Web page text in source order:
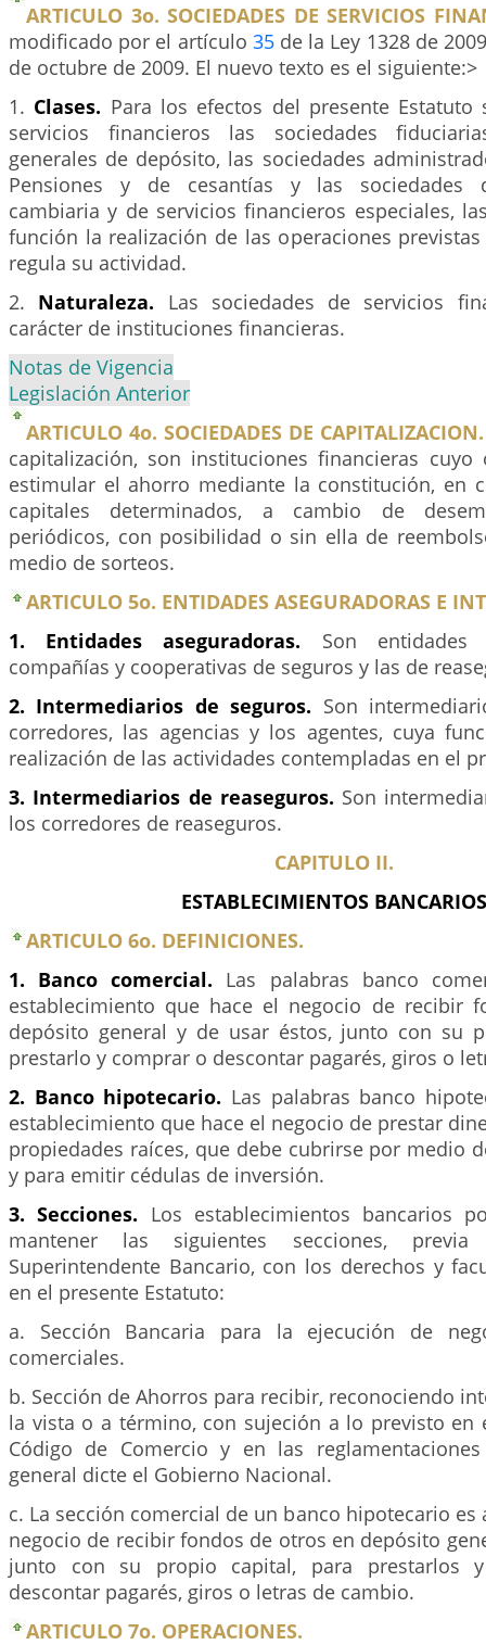
ARTICULO 3o. SOCIEDADES DE SERVICIOS
modificado por el artículo 35de la Ley 1328 de
de octubre de 2009. El nuevo texto es el siguiente:>
1. Clases. Para los efectos del presente Estatuto
servicios financieros las sociedades
generales de depósito, las sociedades
Pensiones y de cesantías y las sociedades
cambiaria y de servicios financieros especiales,
función la realización de las operaciones
regula su actividad.
2. Naturaleza. Las sociedades de servicios
carácter de instituciones financieras.
Notas de Vigencia
Legislación Anterior
ARTICULO 4o. SOCIEDADES DE CAPITALIZACION.
capitalización, son instituciones financieras
estimular el ahorro mediante la constitución, en
capitales determinados, a cambio de
periódicos, con posibilidad o sin ella de
medio de sorteos.
ARTICULO 5o. ENTIDADES ASEGURADORAS E
1. Entidades aseguradoras. Son entidades
compañías y cooperativas de seguros y las de
2. Intermediarios de seguros. Son
corredores, las agencias y los agentes, cuya
realización de las actividades contempladas en el
3. Intermediarios de reaseguros. Son
los corredores de reaseguros.
CAPITULO II.
ESTABLECIMIENTOS BANCARIOS
ARTICULO 6o. DEFINICIONES.
1. Banco comercial. Las palabras banco
establecimiento que hace el negocio de recibir
depósito general y de usar éstos, junto con su
prestarlo y comprar o descontar pagarés, giros o
2. Banco hipotecario. Las palabras banco
establecimiento que hace el negocio de prestar
propiedades raíces, que debe cubrirse por medio
y para emitir cédulas de inversión.
3. Secciones. Los establecimientos bancarios
mantener las siguientes secciones, previa
Superintendente Bancario, con los derechos y
en el presente Estatuto:
a. Sección Bancaria para la ejecución de
comerciales.
b. Sección de Ahorros para recibir, reconociendo
la vista o a término, con sujeción a lo previsto en
Código de Comercio y en las
general dicte el Gobierno Nacional.
c. La sección comercial de un banco hipotecario es
negocio de recibir fondos de otros en depósito
junto con su propio capital, para prestarlos
descontar pagarés, giros o letras de cambio.
ARTICULO 7o. OPERACIONES.